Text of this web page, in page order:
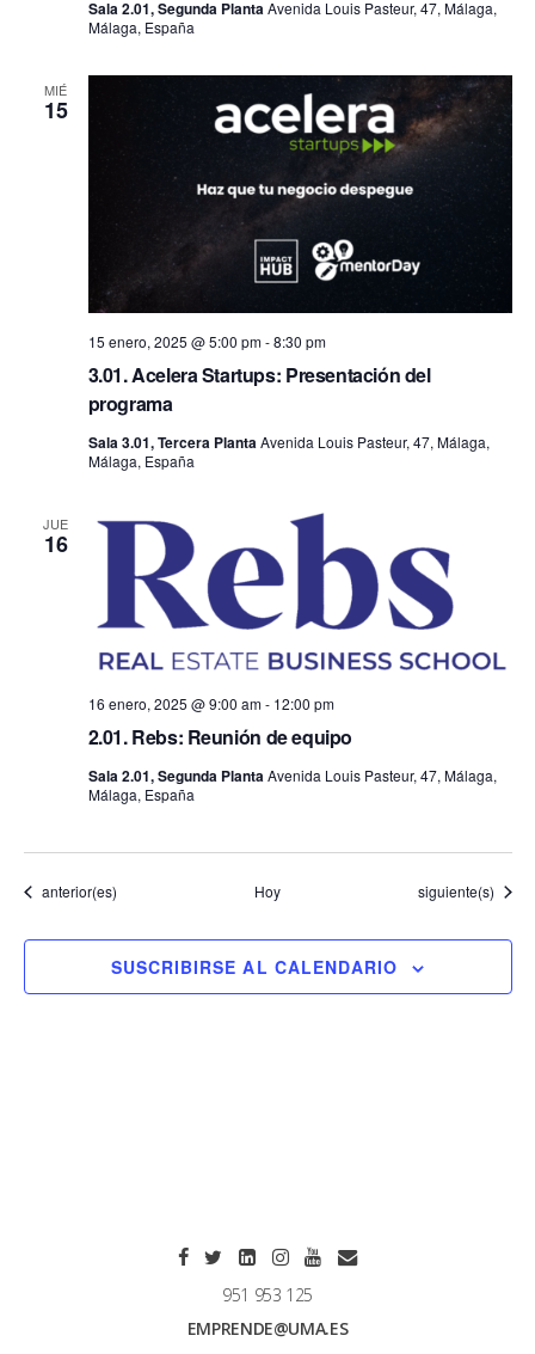
Sala 2.01, Segunda PlantaAvenida Louis Pasteur, 47, Málaga,
Málaga, España
MIÉ
15
3.01. Acelera Startups: Presentación del
programa
15 enero, 2025 @ 5:00 pm-8:30 pm
Sala 3.01, Tercera PlantaAvenida Louis Pasteur, 47, Málaga,
Málaga, España
JUE
16
2.01. Rebs: Reunión de equipo
16 enero, 2025 @ 9:00 am- 12:00 pm
Sala 2.01, Segunda PlantaAvenida Louis Pasteur, 47, Málaga,
Málaga, España
Eventos
anterior(es) Hoy Eventos
siguiente(s)
SUSCRIBIRSE AL CALENDARIO
951 953 125
EMPRENDE@UMA.ES